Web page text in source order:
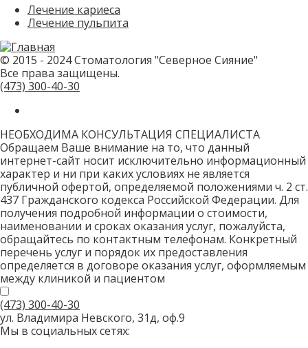
Лечение кариеса
Лечение пульпита
© 2015 - 2024 Стоматология "Северное Сияние"
Все права защищены.
(473) 300-40-30
НЕОБХОДИМА КОНСУЛЬТАЦИЯ СПЕЦИАЛИСТА
Обращаем Ваше внимание на то, что данный
интернет-сайт носит исключительно информационный
характер и ни при каких условиях не является
публичной офертой, определяемой положениями ч. 2 ст.
437 Гражданского кодекса Российской Федерации. Для
получения подробной информации о стоимости,
наименовании и сроках оказания услуг, пожалуйста,
обращайтесь по контактным телефонам. Конкретный
перечень услуг и порядок их предоставления
определяется в договоре оказания услуг, оформляемым
между клиникой и пациентом
(473) 300-40-30
ул. Владимира Невского, 31д, оф.9
Мы в социальных сетях: